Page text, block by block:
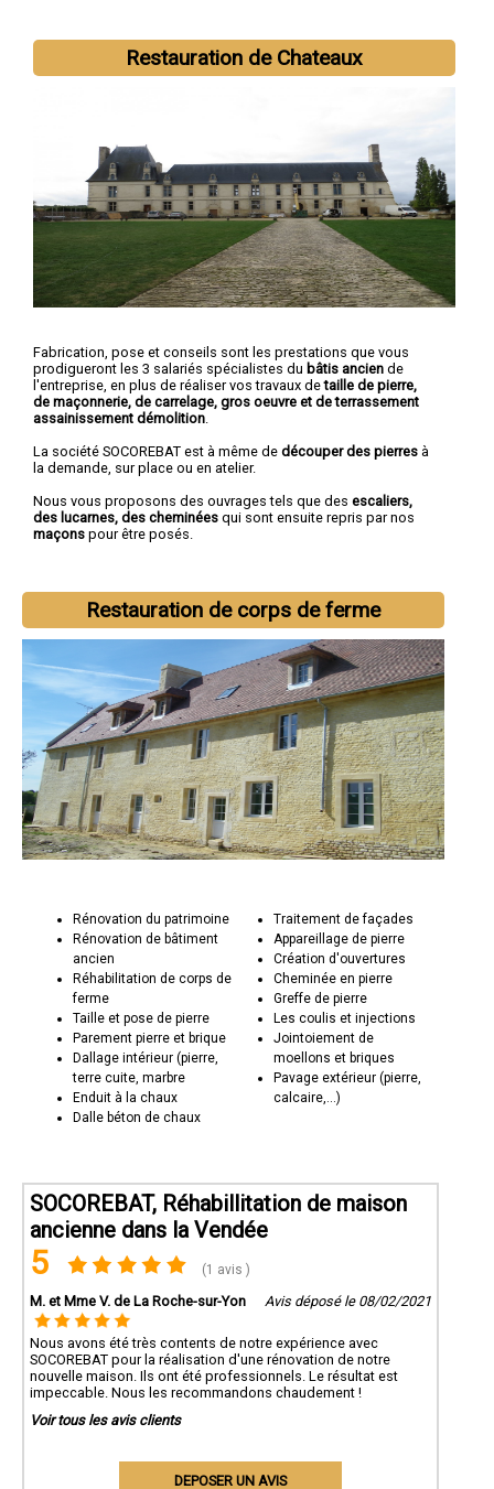
Restauration de Chateaux
Fabrication, pose et conseils sont les prestations que vous
prodigueront les 3 salariés spécialistes du bâtis ancien de
l'entreprise, en plus de réaliser vos travaux detaille de pierre,
de maçonnerie, de carrelage, gros oeuvre et de terrassement
assainissement démolition
La société SOCOREBAT est à même de découper des pierres à
la demande, sur place ou en atelier.
Nous vous proposons des ouvrages tels que des escaliers,
des lucarnes, des cheminées qui sont ensuite repris par nos
maçons pour être posés.
Restauration de corps de ferme
Rénovation du patrimoine
Rénovation de bâtiment
ancien
Réhabilitation de corps de
ferme
Taille et pose de pierre
Parement pierre et brique
Dallage intérieur (pierre,
terre cuite, marbre
Enduit à la chaux
Dalle béton de chaux
Traitement de façades
Appareillage de pierre
Création d'ouvertures
Cheminée en pierre
Greffe de pierre
Les coulis et injections
Jointoiement de
moellons et briques
Pavage extérieur (pierre,
calcaire,...)
SOCOREBAT, Réhabillitation de maison
ancienne dans la Vendée
5 (1 avis )
M. et Mme V. de La Roche-sur-Yon Avis déposé le 08/02/2021
Nous avons été très contents de notre expérience avec
SOCOREBAT pour la réalisation d'une rénovation de notre
nouvelle maison. Ils ont été professionnels. Le résultat est
impeccable. Nous les recommandons chaudement !
Voir tous les avis clients
DEPOSER UN AVIS